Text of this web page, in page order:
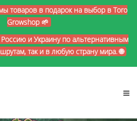
товаров в подарок на выбор в Toro
Growshop 🌱
и Украину по альтернативным
так и в любую страну мира. 🌐